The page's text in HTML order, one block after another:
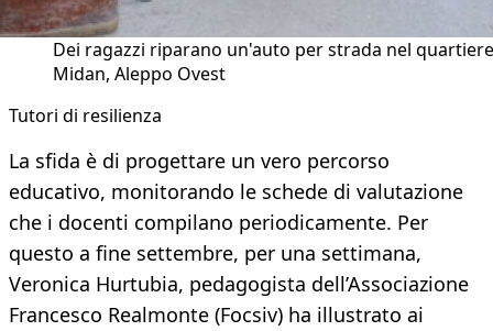
Dei ragazzi riparano un'auto per strada nel quartiere
Midan, Aleppo Ovest
Tutori di resilienza
La sfida è di progettare un vero percorso
educativo, monitorando le schede di valutazione
che i docenti compilano periodicamente. Per
questo a fine settembre, per una settimana,
Veronica Hurtubia, pedagogista dell’Associazione
Francesco Realmonte (Focsiv) ha illustrato ai